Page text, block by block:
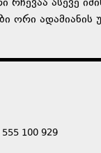
ადამიანის
100 929